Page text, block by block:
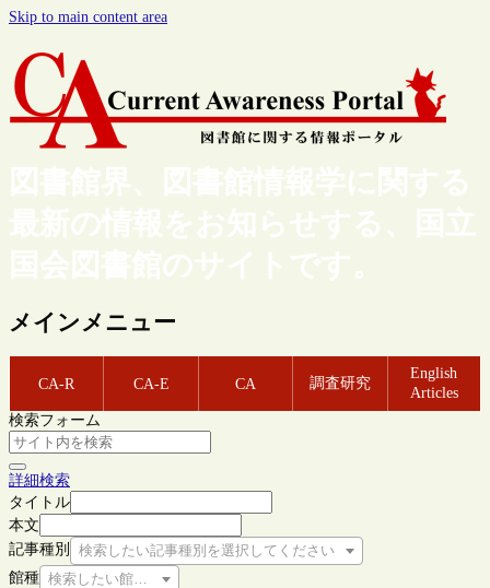
Skip to main content area
図書館界、図書館情報学に関する
最新の情報をお知らせする、国立
国会図書館のサイトです。
メインメニュー
CA-R CA-E CA 調査研究
English
Articles
検索フォーム
詳細検索
タイトル
本文
記事種別
検索したい記事種別を選択してください
館種 検索したい館種を選択してください